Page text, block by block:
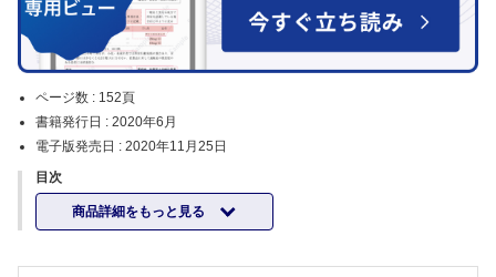
ページ数 : 152頁
書籍発行日 : 2020年6月
電子版発売日 : 2020年11月25日
目次
商品詳細をもっと見る